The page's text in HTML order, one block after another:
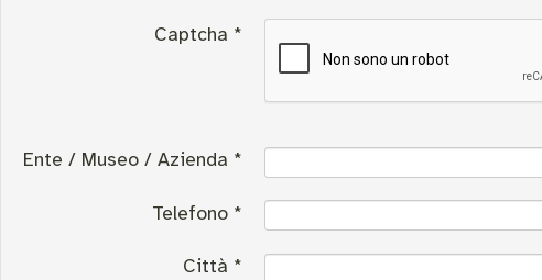
Captcha *
Ente / Museo / Azienda *
Telefono *
Città *